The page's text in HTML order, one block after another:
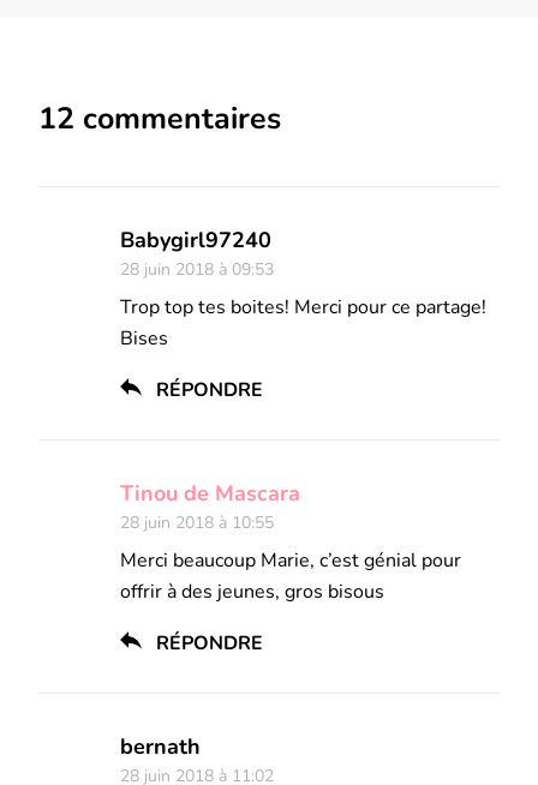
12 commentaires
Babygirl97240
28 juin 2018 à 09:53
Trop top tes boites! Merci pour ce partage!
Bises
RÉPONDRE
Tinou de Mascara
28 juin 2018 à 10:55
Merci beaucoup Marie, c’est génial pour
offrir à des jeunes, gros bisous
RÉPONDRE
bernath
28 juin 2018 à 11:02